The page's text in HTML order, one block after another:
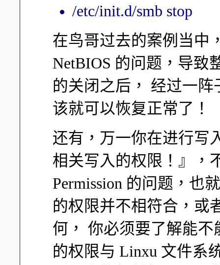
/etc/init.d/smb stop
在鸟哥过去的案例当中
NetBIOS 的问题，导致
的关闭之后， 经过一
该就可以恢复正常了！
还有，万一你在进行写
相关写入的权限！』，
Permission 的问题，也
的权限并不相符合，或
何， 你必须要了解能
的权限与 Linxu 文件系